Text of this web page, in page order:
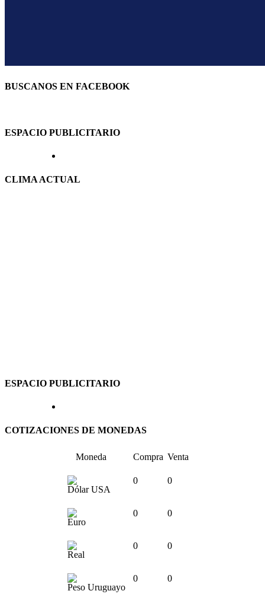
BUSCANOS EN FACEBOOK
ESPACIO PUBLICITARIO
CLIMA ACTUAL
ESPACIO PUBLICITARIO
COTIZACIONES DE MONEDAS
Moneda Compra Venta
Dólar USA
0 0
Euro
0 0
Real
0 0
Peso Uruguayo
0 0